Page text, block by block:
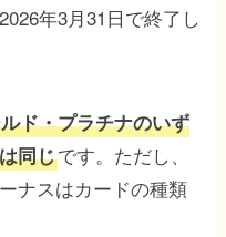
年3月31日で終了し
ド・プラチナのいず
同じです。ただし、
ナスはカードの種類